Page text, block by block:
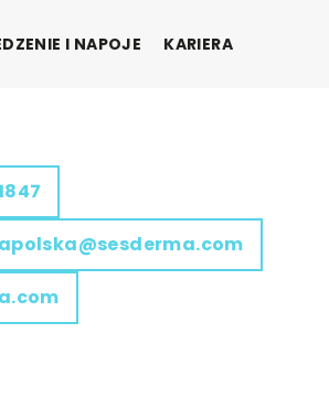
I NAPOJE KARIERA